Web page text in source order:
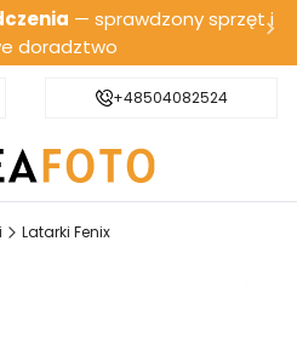
— sprawdzony sprzęt i
doradztwo
Bezpieczna wysyłka
+48504082524
Latarki Fenix